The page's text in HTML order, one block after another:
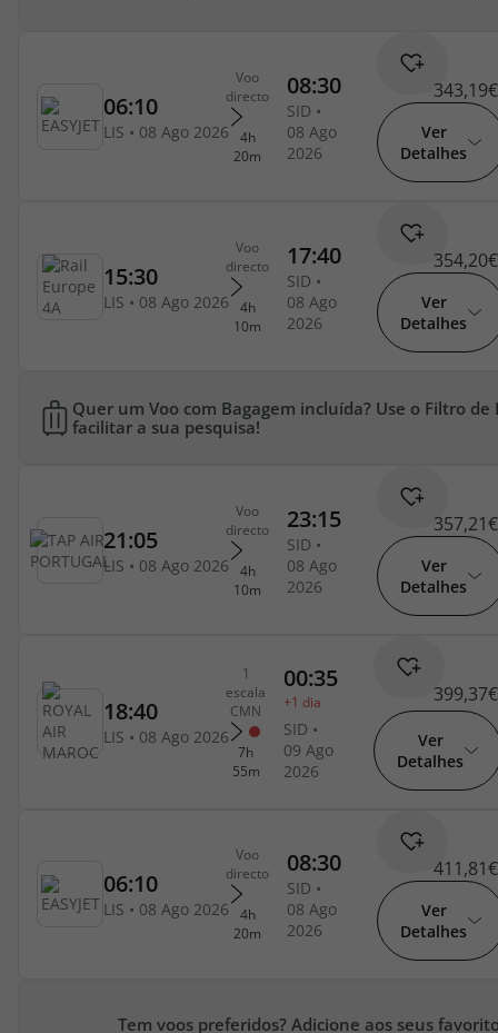
Contactos
Custo de uma chamada para a rede fixa nacional.
Apoio ao cliente no Estrangeiro
218 925 471
sempre mais perto de si, para maior comodidade e total facilidade
na marcação das suas viagens, tem ainda ao seu dispor o nosso call
topatlantico@topatlantico.com
343,19€
Ver
Detalhes
354,20€
Ver
Detalhes
Quer um Voo com Bagagem incluída? Use o Filtro de
facilitar a sua pesquisa!
357,21€
Ver
Detalhes
399,37€
Ver
Detalhes
411,81€
Ver
Detalhes
Tem voos preferidos? Adicione aos seus